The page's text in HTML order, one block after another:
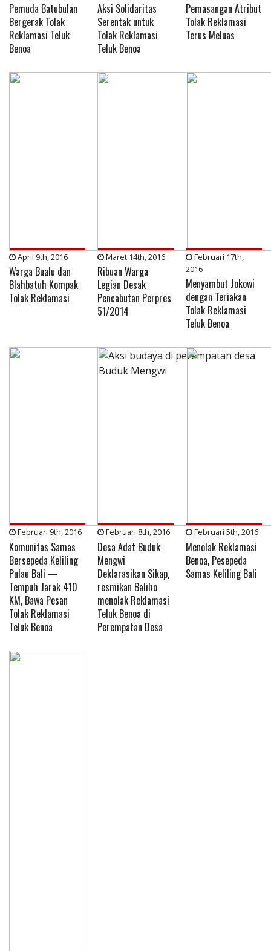
Pemuda Batubulan
Bergerak Tolak
Reklamasi Teluk
Benoa
Aksi Solidaritas
Serentak untuk
Tolak Reklamasi
Teluk Benoa
Pemasangan Atribut
Tolak Reklamasi
Terus Meluas
April 9th, 2016
Warga Bualu dan
Blahbatuh Kompak
Tolak Reklamasi
Maret 14th, 2016
Ribuan Warga
Legian Desak
Pencabutan Perpres
51/2014
Februari 17th,
2016
Menyambut Jokowi
dengan Teriakan
Tolak Reklamasi
Teluk Benoa
Februari 9th, 2016
Komunitas Samas
Bersepeda Keliling
Pulau Bali —
Tempuh Jarak 410
KM, Bawa Pesan
Tolak Reklamasi
Teluk Benoa
Februari 8th, 2016
Desa Adat Buduk
Mengwi
Deklarasikan Sikap,
resmikan Baliho
menolak Reklamasi
Teluk Benoa di
Perempatan Desa
Februari 5th, 2016
Menolak Reklamasi
Benoa, Pesepeda
Samas Keliling Bali